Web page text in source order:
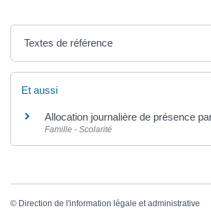
Textes de référence
Et aussi
Allocation journalière de présence
Famille - Scolarité
© Direction de l'information légale et administrative